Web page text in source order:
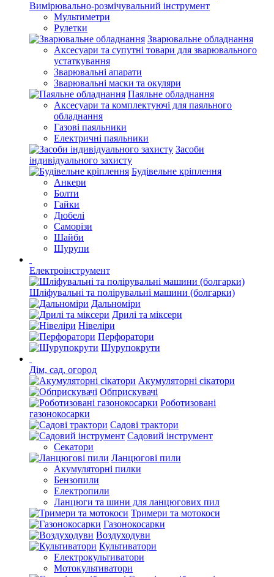
Вимірювально-розмічувальний інструмент
Мультиметри
Рулетки
Зварювальне обладнання
Аксесуари та супутні товари для зварювального
устаткування
Зварювальні апарати
Зварювальні маски та окуляри
Паяльне обладнання
Аксесуари та комплектуючі для паяльного
обладнання
Газові паяльники
Електричні паяльники
Засоби
індивідуального захисту
Будівельне кріплення
Анкери
Болти
Гайки
Дюбелі
Саморізи
Шайби
Шурупи
Електроінструмент
Шліфувальні та полірувальні машини (болгарки)
Дальноміри
Дрилі та міксери
Нівеліри
Перфоратори
Шурупокрути
Дім, сад, огород
Акумуляторні сікатори
Обприскувачі
Роботизовані
газонокосарки
Садові трактори
Садовий інструмент
Секатори
Ланцюгові пили
Акумуляторні пилки
Бензопили
Електропили
Ланцюги та шини для ланцюгових пил
Тримери та мотокоси
Газонокосарки
Воздуходуви
Культиватори
Електрокультиватори
Мотокультиватори